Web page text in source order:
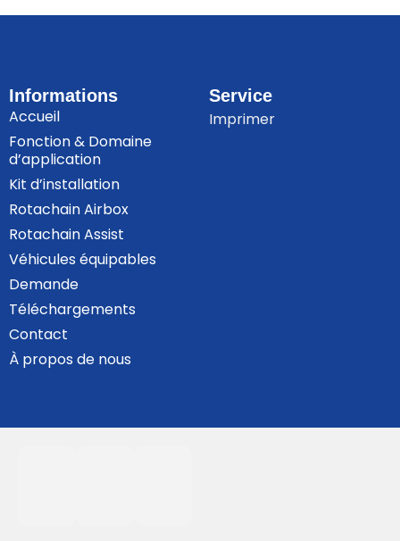
Informations
Accueil
Fonction & Domaine
d’application
Kit d’installation
Rotachain Airbox
Rotachain Assist
Véhicules équipables
Demande
Téléchargements
Contact
À propos de nous
Service
Imprimer